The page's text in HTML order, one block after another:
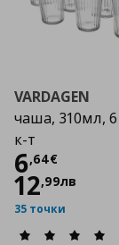
VARDAGEN
чаша, 310мл, 6
к-т
6,64€
Цена
12,99лв
35 точки